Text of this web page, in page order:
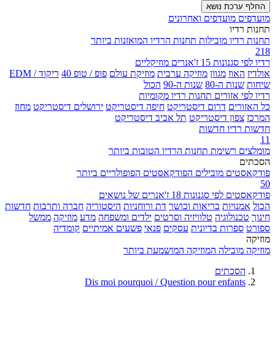
החלף ערכת נושא
מועדפים מועדפים ואחרונים
תחנות רדיו
תחנות רדיו מובילות תחנות הרדיו המואזנות ביותר
218
רדיו לפי סגנונות 15 ז'אנרים מוזיקליים
אולדיז האוז מגוון מוזיקה ערבית מוזיקת עולם פופ / טופ 40
ריקוד / EDM
שיחות שנות ה-80 שנות ה-90
הכול
רדיו לפי אזורים תחנות רדיו מקומיות
כל האזורים דרום דיסטריקט חיפה דיסטריקט ירושלים דיסטריקט מחוז
המרכז צפון דיסטריקט תל אביב דיסטריקט
חדשות רדיו חדשות
11
מומלצים רשימת תחנות הרדיו הטובות ביותר
הסכתים
פודקאסטים מובילים הפודקאסטים הפופולריים ביותר
50
פודקאסטים לפי סגנונות 18 ז'אנרים של נושאים
הכול אמנויות בריאות וכושר דת ורוחניות היסטוריה חברה ותרבות חדשות
חינוך טכנולוגיה טלוויזיה וסרטים ילדים ומשפחה מדע מוזיקה ממשל
ספורט ספרות בדיונית עסקים פנאי פשעים אמיתיים קומדיה
מוזיקה
מוזיקה מובילה המוזיקה המושמעת ביותר
הסכתים
Dis moi pourquoi / Question pour enfants